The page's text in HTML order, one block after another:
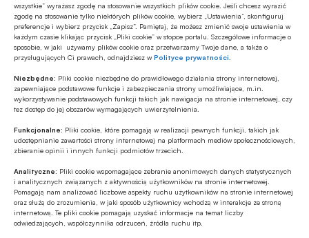
wszystkie” wyrażasz zgodę na stosowanie wszystkich plików cookie. Jeśli chcesz wyrazić
zgodę na stosowanie tylko niektórych plików cookie, wybierz „Ustawienia”, skonfiguruj
preferencje i wybierz przycisk „Zapisz”. Pamiętaj, że możesz zmienić swoje ustawienia w
każdym czasie klikając przycisk „Pliki cookie” w stopce portalu. Szczegółowe informacje o
sposobie, w jaki używamy plików cookie oraz przetwarzamy Twoje dane, a także o
przysługujących Ci prawach, odnajdziesz wPolityce prywatności
Niezbędne: Pliki cookie niezbędne do prawidłowego działania strony internetowej,
zapewniające podstawowe funkcje i zabezpieczenia strony umożliwiające, m.in.
wykorzystywanie podstawowych funkcji takich jak nawigacja na stronie internetowej, czy
tez dostęp do jej obszarów wymagających uwierzytelnienia.
Funkcjonalne: Pliki cookie, które pomagają w realizacji pewnych funkcji, takich jak
udostępnianie zawartości strony internetowej na platformach mediów społecznościowych,
zbieranie opinii i innych funkcji podmiotów trzecich.
Analityczne: Pliki cookie wspomagające zebranie anonimowych danych statystycznych
i analitycznych związanych z aktywnością użytkowników na stronie internetowej.
Pomagają nam analizować liczbowe aspekty ruchu użytkowników na stronie internetowej
oraz służą do zrozumienia, w jaki sposób użytkownicy wchodzą w interakcje ze stroną
internetową. Te pliki cookie pomagają uzyskać informacje na temat liczby
odwiedzających, współczynnika odrzuceń, źródła ruchu itp.
regulamin
91900
Koszt wysłania SMSa to19zł
netto (23.37zł z VAT)